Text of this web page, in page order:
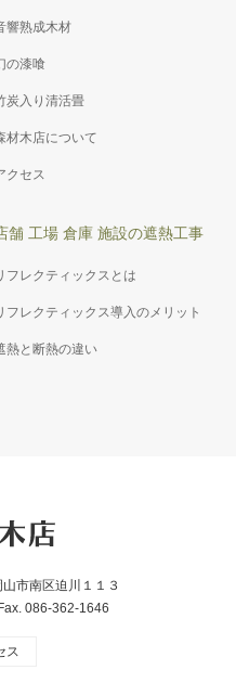
響熟成木材
の漆喰
炭入り清活畳
材木店について
クセス
舗 工場 倉庫 施設の遮熱工事
フレクティックスとは
フレクティックス導入のメリット
熱と断熱の違い
市南区迫川１１３
086-362-1646
ス